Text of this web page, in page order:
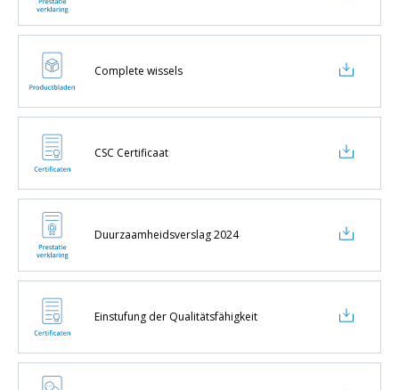
Complete wissels
CSC Certificaat
Duurzaamheidsverslag 2024
Einstufung der Qualitätsfähigkeit